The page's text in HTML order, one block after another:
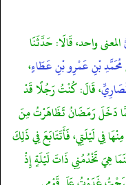
المعنى واحد، قَالَا: حَدَّثَنَا
مُحَمَّدِ بْنِ عَمْرِو بْنِ عَطَاءٍ،
، قَالَ: كُنْتُ رَجُلًا قَدْ
دَخَلَ رَمَضَانُ تَظَاهَرْتُ مِنَ
فِي لَيْلَتِي، فَأَتَتَابَعَ فِي ذَلِكَ
هِيَ تَخْدُمُنِي ذَاتَ لَيْلَةٍ إِذْ